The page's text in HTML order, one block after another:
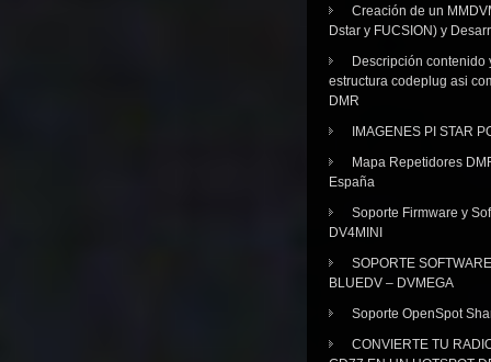
Creación de un
Dstar y FUCSION) y
Descripción contenido
estructura codeplug asi
DMR
IMAGENES PI STAR
Mapa Repetidores
España
Soporte Firmware y
DV4MINI
SOPORTE SOFTWARE
BLUEDV – DVMEGA
Soporte OpenSpot
CONVIERTE TU